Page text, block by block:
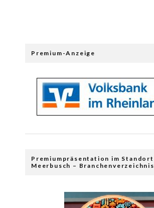
Premium-Anzeige
Premiumpräsentation im Standort
Meerbusch – Branchenverzeichnis